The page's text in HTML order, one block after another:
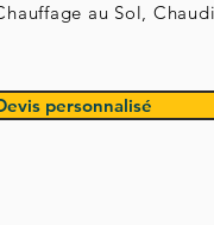
au Sol,
personnalisé